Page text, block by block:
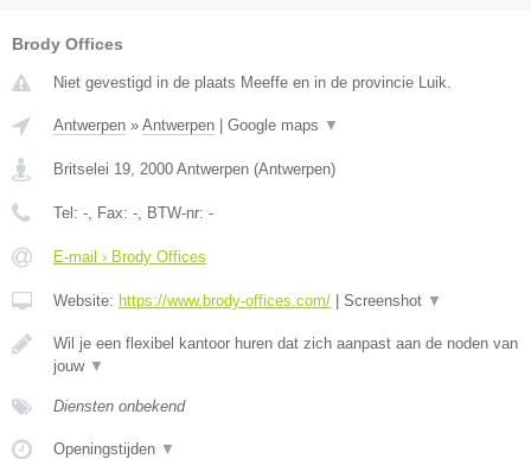
Brody Offices
Niet gevestigd in de plaats Meeffe en in de provincie Luik.
Antwerpen » Antwerpen | Google maps ▼
Britselei 19 2000 Antwerpen (Antwerpen)
Tel: - , Fax: - , BTW-nr: -
E-mail › Brody Offices
Website: https://www.brody-offices.com/ | Screenshot ▼
Wil je een flexibel kantoor huren dat zich aanpast aan de noden van
jouw ▼
Diensten onbekend
Openingstijden ▼